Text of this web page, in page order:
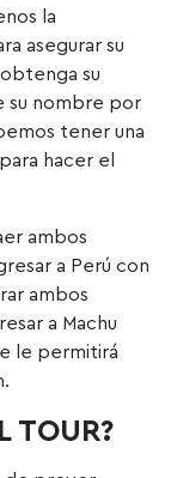
la
asegurar su
su
su nombre por
tener una
hacer el
ambos
a Perú con
ambos
a Machu
le permitirá
TOUR?